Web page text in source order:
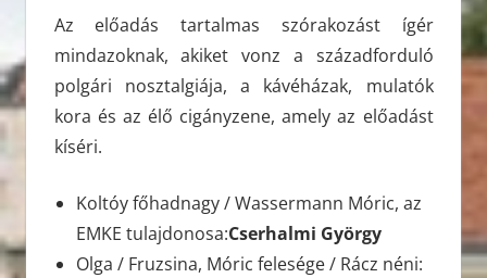
Az előadás tartalmas szórakozást ígér
mindazoknak, akiket vonz a századforduló
polgári nosztalgiája, a kávéházak, mulatók
kora és az élő cigányzene, amely az előadást
kíséri.
Koltóy főhadnagy / Wassermann Móric, az
EMKE tulajdonosa:Cserhalmi György
Olga / Fruzsina, Móric felesége / Rácz néni: